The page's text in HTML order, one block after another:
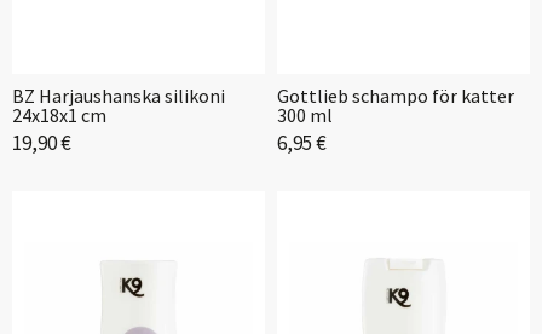
BZ Harjaushanska silikoni
24x18x1 cm
19,90 €
Gottlieb schampo för katter
300 ml
6,95 €